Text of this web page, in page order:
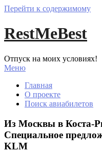
Перейти к содержимому
RestMeBest
Отпуск на моих условиях!
Меню
Главная
О проекте
Поиск авиабилетов
Из Москвы в Коста-
Специальное
KLM